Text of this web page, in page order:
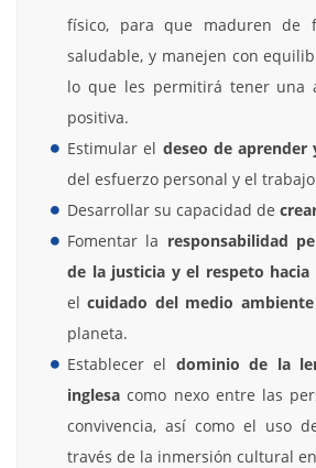
físico, para que maduren de
saludable, y manejen con
lo que les permitirá tener una
positiva.
Estimular el deseo de aprender
del esfuerzo personal y el
Desarrollar su capacidad de
Fomentar la responsabilidad
de la justicia y el respeto hacia
elcuidado del medio ambiente
planeta.
Establecer el dominio de la
inglesa como nexo entre las
convivencia, así como el uso
través de la inmersión cultural